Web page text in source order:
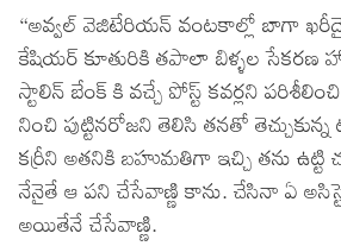
“అవ్వల్ వెజిటేరియన్ వంటకాల్లో బాగా
కేషియర్ కూతురికి తపాలా బిళ్ళల సేకరణ
స్టాలిన్ బేంక్ కి వచ్చే పోస్ట్ కవర్లని
నించి పుట్టినరోజని తెలిసి తనతో
కర్రీని అతనికి బహుమతిగా ఇచ్చి తను
నేనైతే ఆ పని చేసేవాణ్ణి కాను. చేసినా ఏ
అయితేనే చేసేవాణ్ణి.